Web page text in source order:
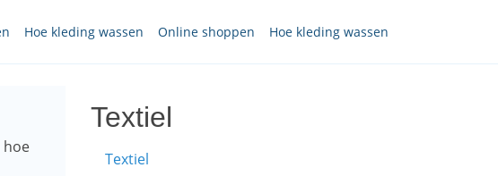
Hoe kleding wassen Online shoppen Hoe kleding wassen
hoe
Textiel
Textiel